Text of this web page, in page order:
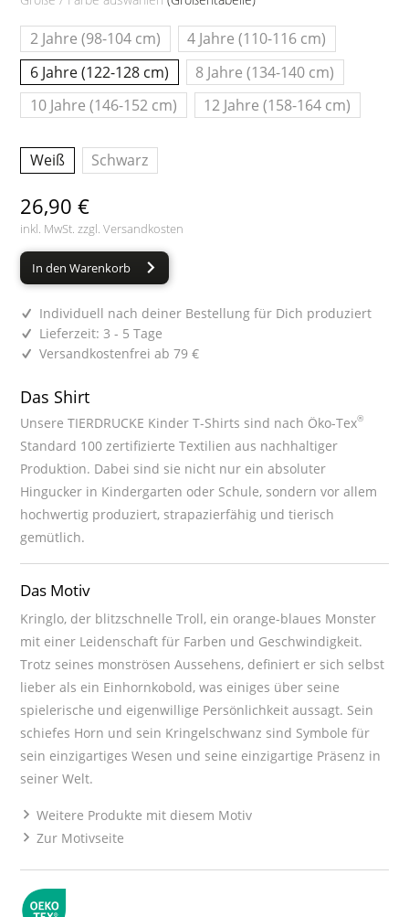
2 Jahre (98-104 cm)
4 Jahre (110-116 cm)
6 Jahre (122-128 cm)
8 Jahre (134-140 cm)
10 Jahre (146-152 cm)
12 Jahre (158-164 cm)
Weiß Schwarz
26,90 €
inkl. MwSt. zzgl.Versandkosten
In den Warenkorb
Individuell nach deiner Bestellung für Dich produziert
Lieferzeit: 3 - 5 Tage
Versandkostenfrei ab 79 €
Das Shirt
Unsere TIERDRUCKE Kinder T-Shirts sind nach Öko-Tex®
Standard 100 zertifizierte Textilien aus nachhaltiger
Produktion. Dabei sind sie nicht nur ein absoluter
Hingucker in Kindergarten oder Schule, sondern vor allem
hochwertig produziert, strapazierfähig und tierisch
gemütlich.
Das Motiv
Kringlo, der blitzschnelle Troll, ein orange-blaues Monster
mit einer Leidenschaft für Farben und Geschwindigkeit.
Trotz seines monströsen Aussehens, definiert er sich selbst
lieber als ein Einhornkobold, was einiges über seine
spielerische und eigenwillige Persönlichkeit aussagt. Sein
schiefes Horn und sein Kringelschwanz sind Symbole für
sein einzigartiges Wesen und seine einzigartige Präsenz in
seiner Welt.
Weitere Produkte mit diesem Motiv
Zur Motivseite